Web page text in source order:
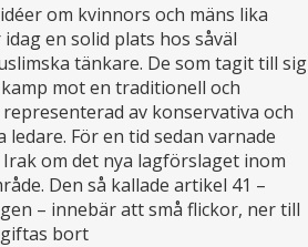
om kvinnors och mäns lika
en solid plats hos såväl
tänkare. De som tagit till sig
mot en traditionell och
av konservativa och
För en tid sedan varnade
om det nya lagförslaget inom
Den så kallade artikel 41 –
– innebär att små flickor, ner till
bort